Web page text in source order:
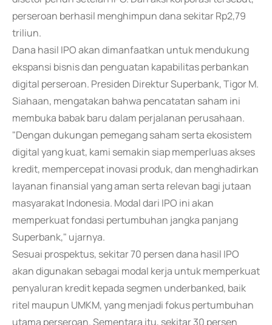
perseroan berhasil menghimpun dana sekitar Rp2,79
triliun.
Dana hasil IPO akan dimanfaatkan untuk mendukung
ekspansi bisnis dan penguatan kapabilitas perbankan
digital perseroan. Presiden Direktur Superbank, Tigor M.
Siahaan, mengatakan bahwa pencatatan saham ini
membuka babak baru dalam perjalanan perusahaan.
"Dengan dukungan pemegang saham serta ekosistem
digital yang kuat, kami semakin siap memperluas akses
kredit, mempercepat inovasi produk, dan menghadirkan
layanan finansial yang aman serta relevan bagi jutaan
masyarakat Indonesia. Modal dari IPO ini akan
memperkuat fondasi pertumbuhan jangka panjang
Superbank," ujarnya.
Sesuai prospektus, sekitar 70 persen dana hasil IPO
akan digunakan sebagai modal kerja untuk memperkuat
penyaluran kredit kepada segmen underbanked, baik
ritel maupun UMKM, yang menjadi fokus pertumbuhan
utama perseroan. Sementara itu, sekitar 30 persen